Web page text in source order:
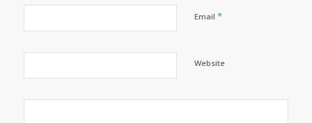
Email *
Website